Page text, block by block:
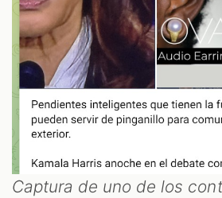
Captura de uno de los